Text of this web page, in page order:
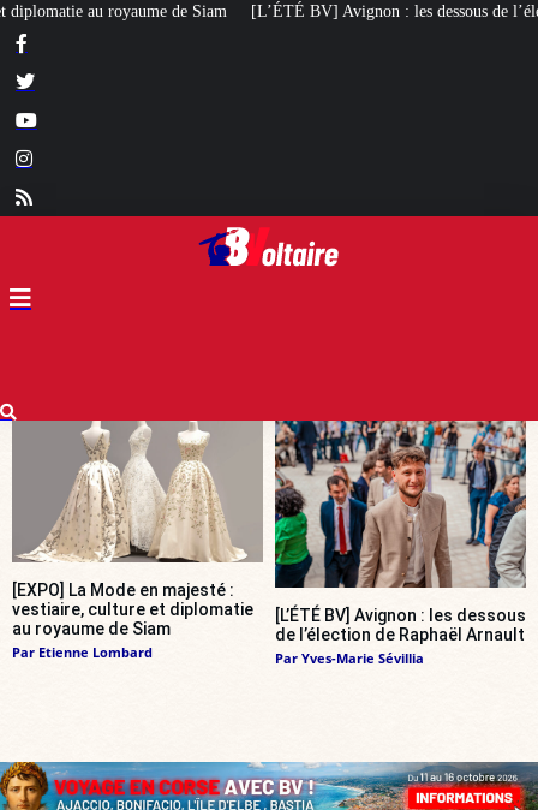
BV] Avignon : les dessous de l’élection de Raphaël Arnault Un maire
[EXPO] La Mode en majesté :
vestiaire, culture et diplomatie
au royaume de Siam
Par Etienne Lombard
[L’ÉTÉ BV] Avignon : les dessous
de l’élection de Raphaël Arnault
Par Yves-Marie Sévillia